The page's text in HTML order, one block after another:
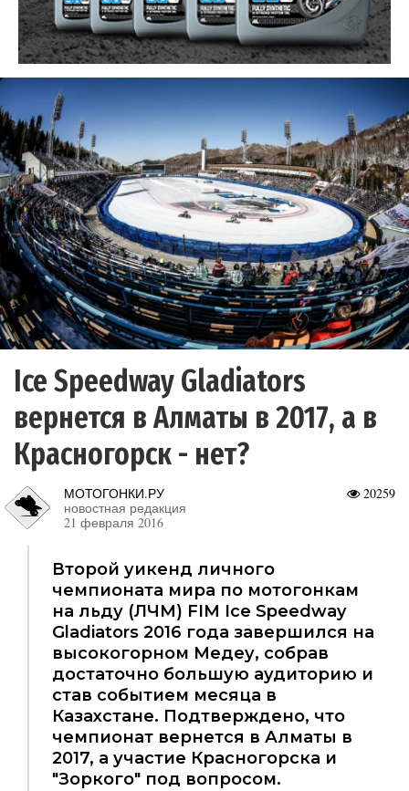
Ice Speedway Gladiators
вернется в Алматы в 2017, а в
Красногорск - нет?
20259
МОТОГОНКИ.РУ
новостная редакция
21 февраля 2016
Второй уикенд личного
чемпионата мира по мотогонкам
на льду (ЛЧМ) FIM Ice Speedway
Gladiators 2016 года завершился на
высокогорном Медеу, собрав
достаточно большую аудиторию и
став событием месяца в
Казахстане. Подтверждено, что
чемпионат вернется в Алматы в
2017, а участие Красногорска и
"Зоркого" под вопросом.